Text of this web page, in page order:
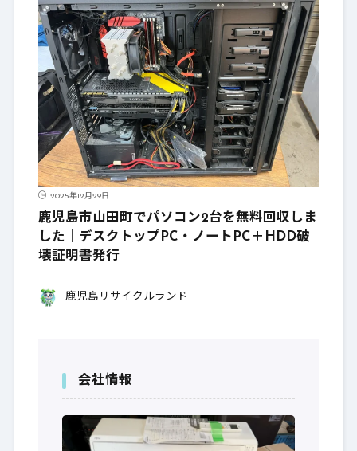
2025年12月29日
鹿児島市山田町でパソコン2台を無料回収しま
した｜デスクトップPC・ノートPC＋HDD破
壊証明書発行
鹿児島リサイクルランド
会社情報